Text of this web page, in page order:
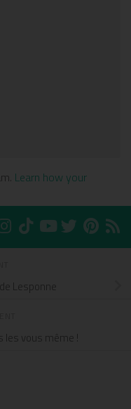
Learn how your
Lesponne
les vous même !